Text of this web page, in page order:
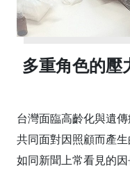
多重角色的壓
台灣面臨高齡化與遺
共同面對因照顧而產
如同新聞上常看見的